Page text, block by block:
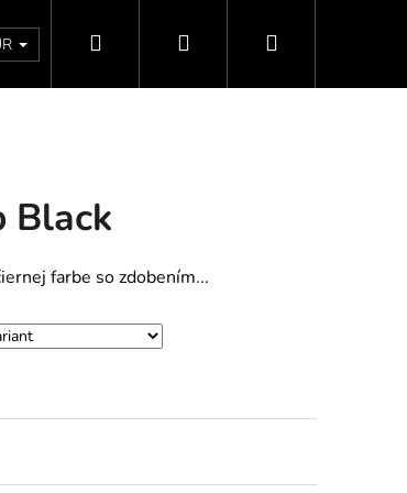
a platby Vrátenie - Výmena - Reklamácia
Hľadať PrihlásenieNákupný
Black
farbe so zdobením...